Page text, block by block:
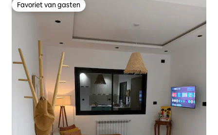
Favoriet van gasten
Favoriet van gasten